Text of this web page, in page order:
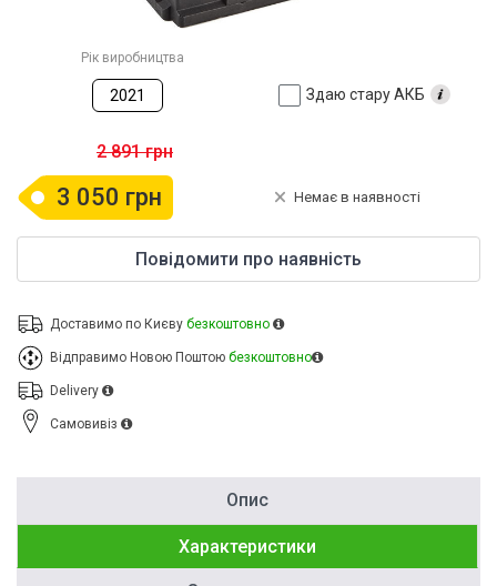
Рік виробництва
2021 Здаю стару АКБ
2 891 грн
3 050 грн Немає в наявності
Повідомити про наявність
Доставимо по Києву безкоштовно
Відправимо Новою Поштою безкоштовно
Delivery
Cамовивіз
Опис
Характеристики